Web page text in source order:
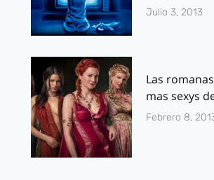
Julio 3, 2013
Las
mas sexys
Febrero 8,